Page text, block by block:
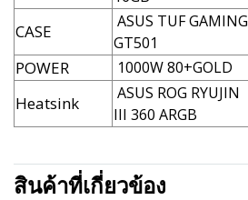
CASE
ASUS TUF GAMING
GT501
POWER 1000W 80+GOLD
Heatsink
ASUS ROG RYUJIN
III 360 ARGB
สินค้าที่เกี่ยวข้อง